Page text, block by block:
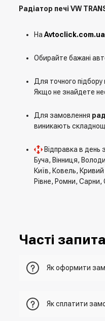
Радіатор печі VW
На Avtoclick.com.ua
Обирайте бажані
Для точного
Якщо не знайдете
Для замовлення
виникають
Відправка в день
Буча, Вінниця,
Київ, Ковель,
Рівне, Ромни,
Часті
Як оформити
Як сплатити